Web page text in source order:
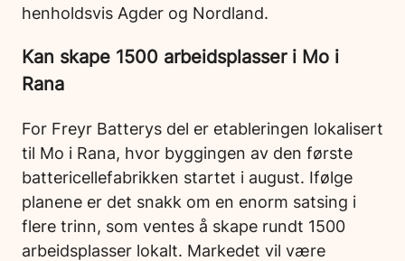
henholdsvis Agder og Nordland.
Kan skape 1500 arbeidsplasser i Mo i
Rana
For Freyr Batterys del er etableringen lokalisert
til Mo i Rana, hvor byggingen av den første
battericellefabrikken startet i august. Ifølge
planene er det snakk om en enorm satsing i
flere trinn, som ventes å skape rundt 1500
arbeidsplasser lokalt. Markedet vil være